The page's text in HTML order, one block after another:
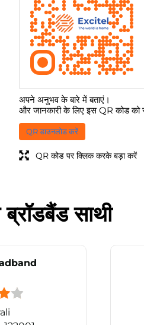
अपने अनुभव के बारे में बताएं।
और जानकारी के लिए इस QR कोड
QR डाउनलोड करें
QR कोड पर क्लिक करके बड़ा करें
साथी